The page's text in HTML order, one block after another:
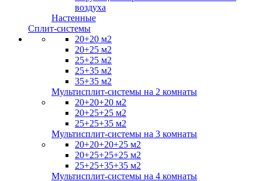
воздуха
Настенные
Сплит-системы
20+20 м2
20+25 м2
25+25 м2
25+35 м2
35+35 м2
Мультисплит-системы на 2 комнаты
20+20+20 м2
20+25+25 м2
25+25+35 м2
Мультисплит-системы на 3 комнаты
20+20+20+25 м2
20+25+25+25 м2
25+25+35+35 м2
Мультисплит-системы на 4 комнаты